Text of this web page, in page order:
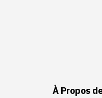
À Propos